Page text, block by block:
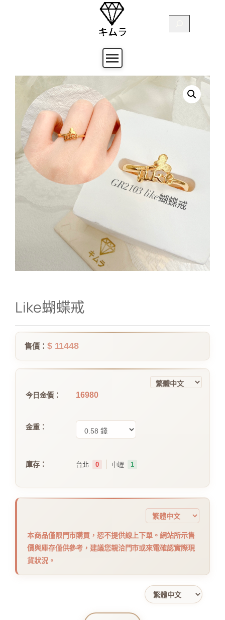
尋
Like蝴蝶戒
售價： $ 11448
今日金價： 16980
金重：
庫存： 台北 0 中壢 1
本商品僅限門市購買，恕不提供線上下單。網站所示售
價與庫存僅供參考，建議您親洽門市或來電確認實際現
貨狀況。